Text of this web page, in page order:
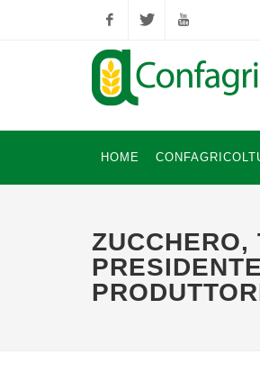
FacebookTwitter YouTube
HOME
ZUCCHERO,